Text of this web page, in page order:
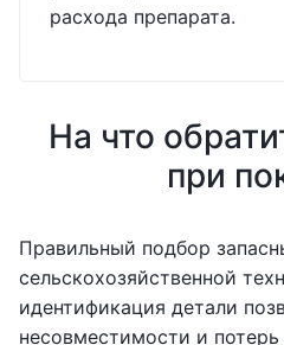
расхода препарата.
На что
при
Правильный подбор
сельскохозяйственной
идентификация детали
несовместимости и